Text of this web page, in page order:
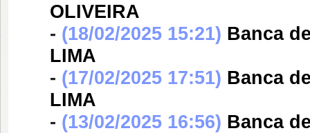
OLIVEIRA
- (18/02/2025 15:21) Banca
LIMA
- (17/02/2025 17:51) Banca
LIMA
- (13/02/2025 16:56) Banca